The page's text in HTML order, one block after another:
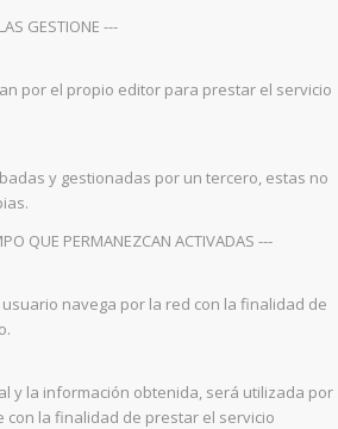
GESTIONE ---
por el propio editor para prestar el servicio
y gestionadas por un tercero, estas no
QUE PERMANEZCAN ACTIVADAS ---
navega por la red con la finalidad de
y la información obtenida, será utilizada por
con la finalidad de prestar el servicio